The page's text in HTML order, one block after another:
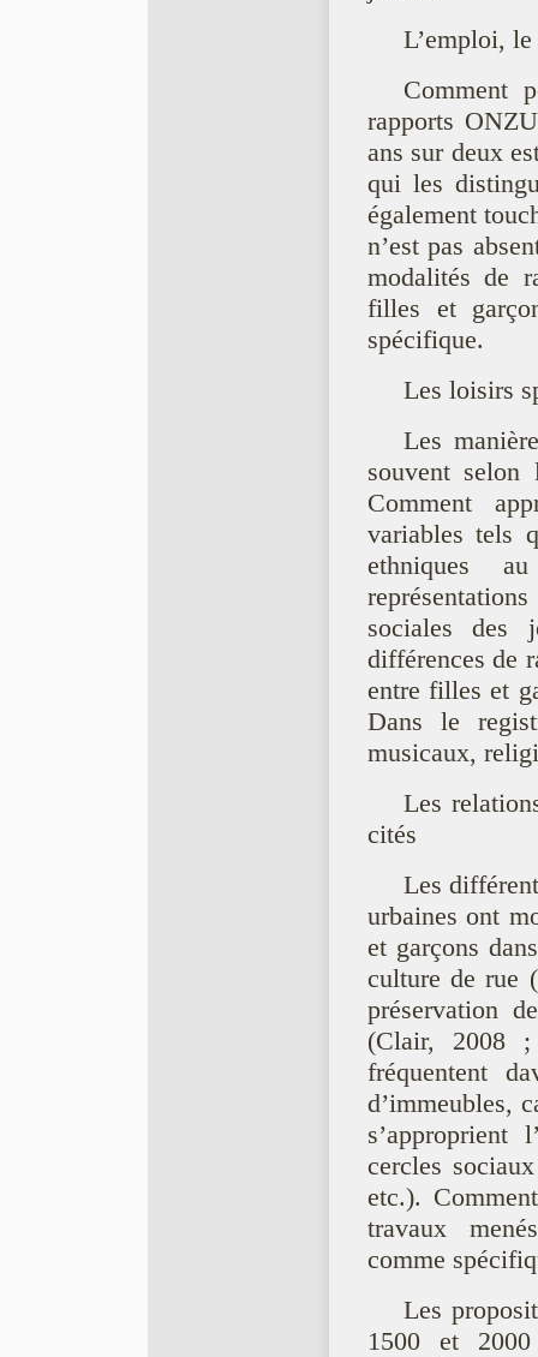
L’emploi,
Comment
rapports
ans sur deux
qui les
également
n’est pas
modalités de
filles et
spécifique.
Les loisirs
Les
souvent
Comment
variables tels
ethniques
représentations
sociales des
différences de
entre filles et
Dans le
musicaux,
Les
cités
Les
urbaines ont
et garçons
culture de rue
préservation
(Clair, 2008 ;
fréquentent
d’immeubles,
s’approprient
cercles
etc.).
travaux
comme
Les
1500 et